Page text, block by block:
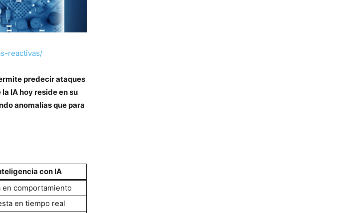
reactivas/
predecir ataques
IA hoy reside en su
anomalías que para
con IA
en comportamiento
en tiempo real